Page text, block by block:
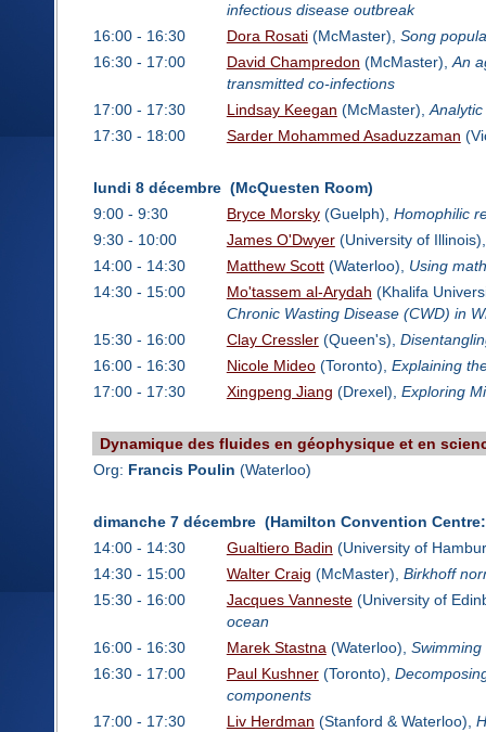
infectious disease outbreak
16:00 - 16:30
Dora Rosati(McMaster), Song
16:30 - 17:00
David Champredon (McMaster),An
transmitted co-infections
17:00 - 17:30
Lindsay Keegan (McMaster),
17:30 - 18:00
Sarder Mohammed Asaduzzaman
lundi 8 décembre (McQuesten Room)
9:00 - 9:30
Bryce Morsky(Guelph), Homophilic
9:30 - 10:00
James O'Dwyer(University of
14:00 - 14:30
Matthew Scott(Waterloo), Using
14:30 - 15:00
Mo'tassem al-Arydah (Khalifa
Chronic Wasting Disease (CWD) in
15:30 - 16:00
Clay Cressler(Queen's),
16:00 - 16:30
Nicole Mideo(Toronto), Explaining
17:00 - 17:30
Xingpeng Jiang (Drexel), Exploring
Dynamique des fluides en géophysique et en
Org: Francis Poulin (Waterloo)
dimanche 7 décembre (Hamilton Convention
14:00 - 14:30
Gualtiero Badin (University of
14:30 - 15:00
Walter Craig (McMaster), Birkhoff
15:30 - 16:00
Jacques Vanneste(University of
ocean
16:00 - 16:30
Marek Stastna(Waterloo),
16:30 - 17:00
Paul Kushner(Toronto),
components
17:00 - 17:30
Liv Herdman (Stanford & Waterloo),